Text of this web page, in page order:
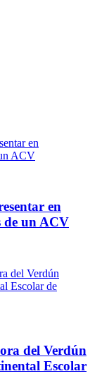
en
de un ACV
del Verdún
Escolar